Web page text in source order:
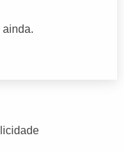
ainda.